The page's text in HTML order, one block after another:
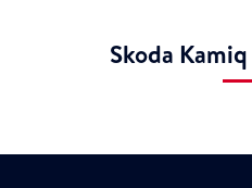
Skoda